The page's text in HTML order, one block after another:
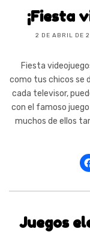
¡Fiesta
2 DE ABRIL DE
Fiesta
como tus chicos se
cada televisor,
con el famoso
muchos de ellos
Juegos